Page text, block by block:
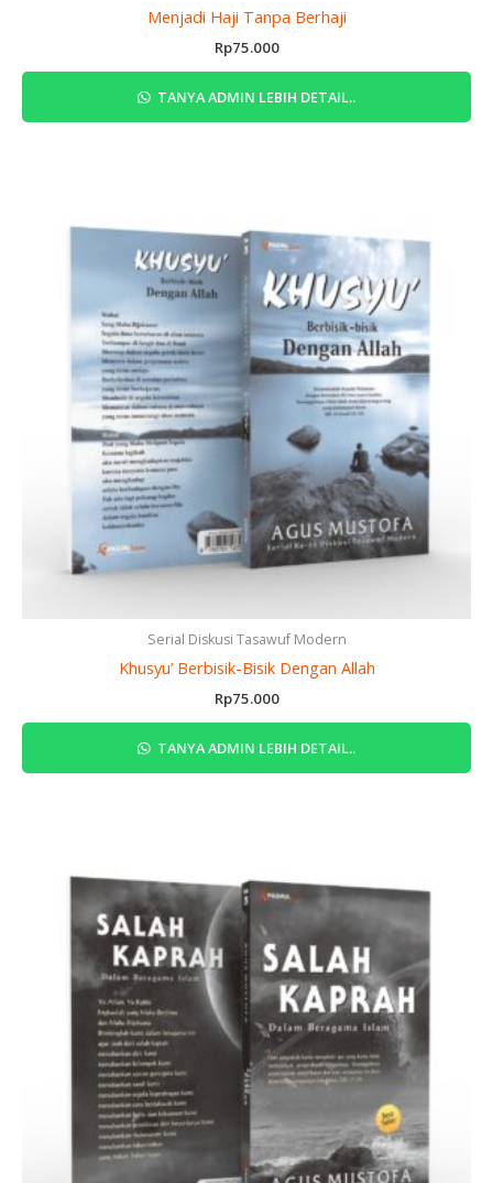
Menjadi Haji Tanpa Berhaji
Rp75.000
TANYA ADMIN LEBIH DETAIL..
Serial Diskusi Tasawuf Modern
Khusyu’ Berbisik-Bisik Dengan Allah
Rp75.000
TANYA ADMIN LEBIH DETAIL..